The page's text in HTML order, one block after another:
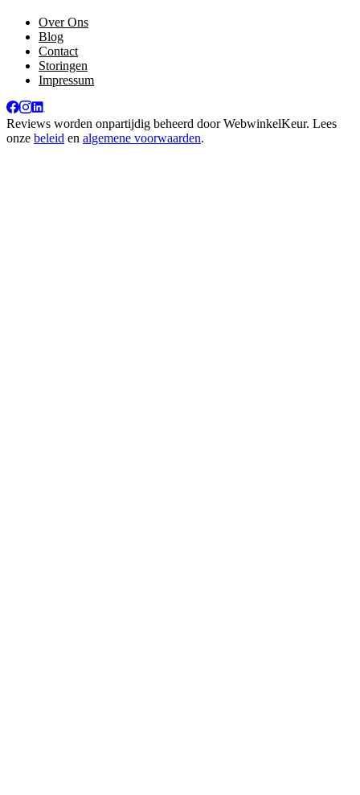
Over Ons
Blog
Contact
Storingen
Impressum
Reviews worden onpartijdig beheerd doorWebwinkelKeur. Lees
onze beleid en algemene voorwaarden.